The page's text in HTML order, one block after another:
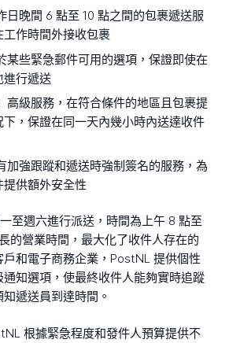
日晚間 6 點至 10 點之間的包裹遞送服
作時間外接收包裹
某些緊急郵件可用的選項，保證即使在
進行遞送
高級服務，在符合條件的地區且包裹提
下，保證在同一天內幾小時內送達收件
加強跟蹤和遞送時強制簽名的服務，為
供額外安全性
至週六進行派送，時間為上午 8 點至
的營業時間，最大化了收件人存在的
和電子商務企業，PostNL 提供個性
知選項，使最終收件人能夠實時追蹤
遞送員到達時間。
根據緊急程度和發件人預算提供不